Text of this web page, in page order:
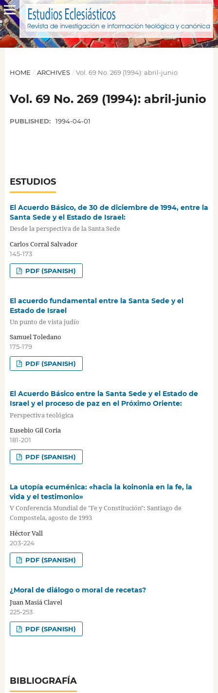
HOME / ARCHIVES / Vol. 69 No. 269 (1994): abril-junio
Vol. 69 No. 269 (1994): abril-junio
PUBLISHED: 1994-04-01
ESTUDIOS
El Acuerdo Básico, de 30 de diciembre de 1994, entre la
Santa Sede y el Estado de Israel:
Desde la perspectiva de la Santa Sede
Carlos Corral Salvador
145-173
PDF (SPANISH)
El acuerdo fundamental entre la Santa Sede y el
Estado de Israel
Un punto de vista judío
Samuel Toledano
175-179
PDF (SPANISH)
El Acuerdo Básico entre la Santa Sede y el Estado de
Israel y el proceso de paz en el Próximo Oriente:
Perspectiva teológica
Eusebio Gil Coria
181-201
PDF (SPANISH)
La utopía ecuménica: «hacia la koinonia en la fe, la
vida y el testimonio»
V Conferencia Mundial de "Fe y Constitución": Santiago de
Compostela, agosto de 1993
Héctor Vall
203-224
PDF (SPANISH)
¿Moral de diálogo o moral de recetas?
Juan Masiá Clavel
225-253
PDF (SPANISH)
BIBLIOGRAFÍA